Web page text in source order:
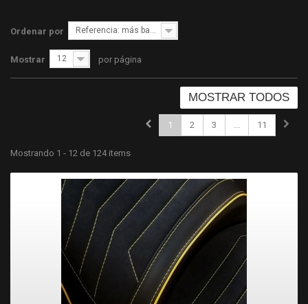
Ordenar por Referencia: más bajo primero
Mostrar 12 por página
MOSTRAR TODOS
1 2 3 ... 11
Mostrando 1 - 12 de 124 items